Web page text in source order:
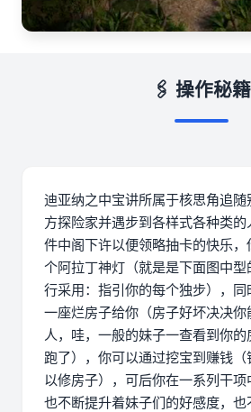
🖇️ 操作秘籍
迪亚纳之中宝讲所属于核思角追
方探险家并遇步到各样式各种类
件中阁下许以便领略抽卡的快乐
个阿拉丁神灯（就是是下面图中型
行采用：指引你的每个独步），
一座烂房子给你（房子好坏决决
人，哇，一般的妹子一查看到你
跑了），你可以通过挖宝到赚钱
以修房子），可后你在一系列干项
也不断提升着妹子们的好感度，